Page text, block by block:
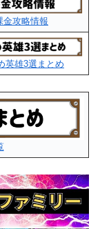
金攻略情報
英雄3選まとめ